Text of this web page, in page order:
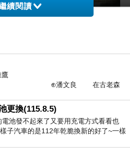
續閱讀
在古老森
更換(115.8.5)
電池發不起來了又要用充電方式看看也
子汽車的是112年乾脆換新的好了~一樣
買的漲了一百多塊吧